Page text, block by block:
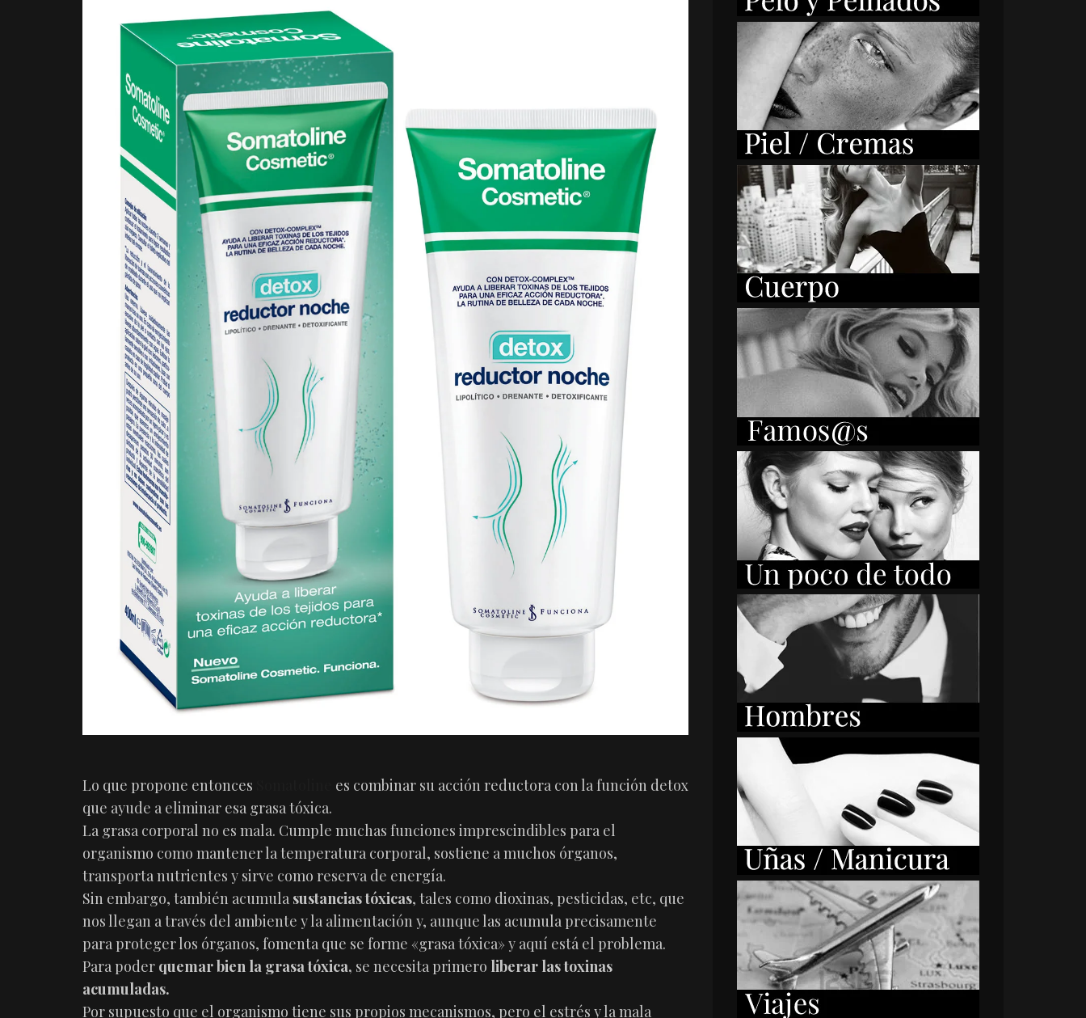
Lo que propone entonces
es combinar su acción reductora con la función detox
que ayude a eliminar esa grasa tóxica.
La grasa corporal no es mala. Cumple muchas funciones imprescindibles para el
organismo como mantener la temperatura corporal, sostiene a muchos órganos,
transporta nutrientes y sirve como reserva de energía.
Sin embargo, también acumula sustancias tóxicas, tales como dioxinas, pesticidas, etc, que
nos llegan a través del ambiente y la alimentación y, aunque las acumula precisamente
para proteger los órganos, fomenta que se forme «grasa tóxica» y aquí está el problema.
Para poder quemar bien la grasa tóxica, se necesita primero liberar las toxinas
acumuladas.
Por supuesto que el organismo tiene sus propios mecanismos, pero el estrés y la mala